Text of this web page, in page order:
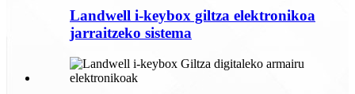
Landwell i-keybox giltza elektronikoa
jarraitzeko sistema